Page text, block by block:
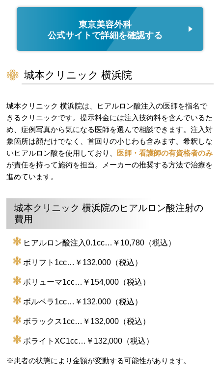
東京美容外科
公式サイトで詳細を確認する
城本クリニック 横浜院
城本クリニック 横浜院は、ヒアルロン酸注入の医師を指名で
きるクリニックです。提示料金には注入技術料を含んでいるた
め、症例写真から気になる医師を選んで相談できます。注入対
象箇所は顔だけでなく、首回りの小じわも含みます。希釈しな
いヒアルロン酸を使用しており、
医師・看護師の有資格者のみ
が責任を持って施術を担当。メーカーの推奨する方法で治療を
進めています。
城本クリニック 横浜院のヒアルロン酸注射の
費用
ヒアルロン酸注入0.1cc…￥10,780（税込）
ボリフト1cc…￥132,000（税込）
ボリューマ1cc…￥154,000（税込）
ボルベラ1cc…￥132,000（税込）
ボラックス1cc…￥132,000（税込）
ボライトXC1cc…￥132,000（税込）
※患者の状態により金額が変動する可能性があります。